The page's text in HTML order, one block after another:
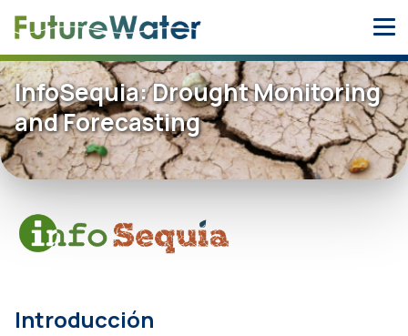
InfoSequia: Drought Monitoring
and Forecasting
Introducción